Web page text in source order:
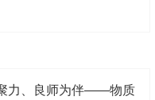
力、良师为伴——物质